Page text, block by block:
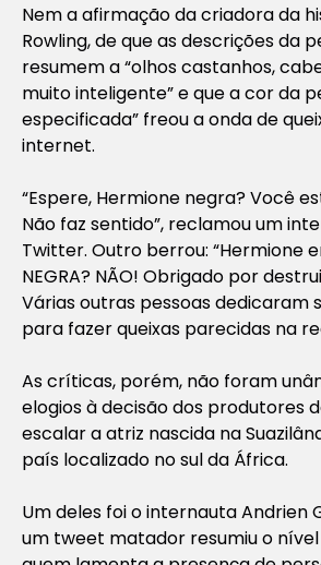
Nem a afirmação da criadora da
Rowling, de que as descrições da
resumem a “olhos castanhos,
muito inteligente” e que a cor da
especificada” freou a onda de
internet.
“Espere, Hermione negra? Você
Não faz sentido”, reclamou um
Twitter. Outro berrou: “Hermione
NEGRA? NÃO! Obrigado por
Várias outras pessoas dedicaram
para fazer queixas parecidas na
As críticas, porém, não foram
elogios à decisão dos produtores
escalar a atriz nascida na
país localizado no sul da África.
Um deles foi o internauta Andrien
um tweet matador resumiu o